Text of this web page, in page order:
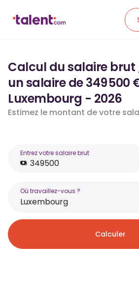
Calcul du salaire
un salaire de 349 500
Luxembourg - 2026
Estimez le montant de votre
Entrez votre salaire brut
Où travaillez-vous ?
Luxembourg
Calculer